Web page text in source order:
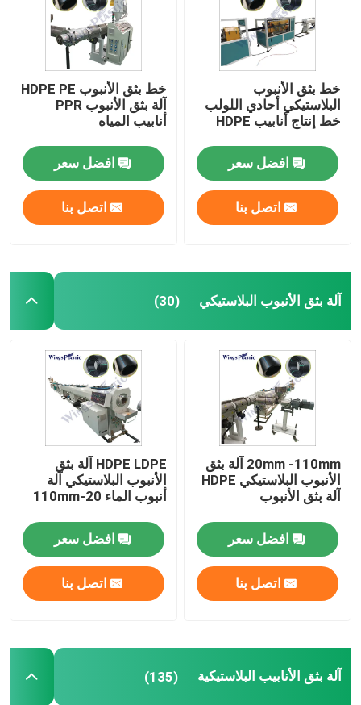
خط بثق الأنبوب
البلاستيكي أحادي اللولب
خط إنتاج أنابيب HDPE
افضل سعر
اتصل بنا
خط بثق الأنبوب HDPE PE
آلة بثق الأنبوب PPR
أنابيب المياه
افضل سعر
اتصل بنا
آلة بثق الأنبوب البلاستيكي (30)
20mm -110mm آلة بثق
الأنبوب البلاستيكي HDPE
آلة بثق الأنبوب
افضل سعر
اتصل بنا
HDPE LDPE آلة بثق
الأنبوب البلاستيكي آلة
أنبوب الماء 20-110mm
افضل سعر
اتصل بنا
آلة بثق الأنابيب البلاستيكية (135)